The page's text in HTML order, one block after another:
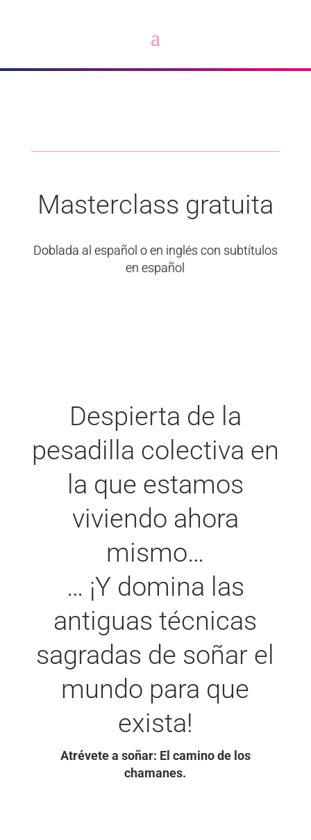
Masterclass gratuita
Doblada al español o en inglés con subtítulos
en español
Despierta de la
pesadilla colectiva en
la que estamos
viviendo ahora
mismo…
… ¡Y domina las
antiguas técnicas
sagradas de soñar el
mundo para que
exista!
Atrévete a soñar: El camino de los
chamanes.